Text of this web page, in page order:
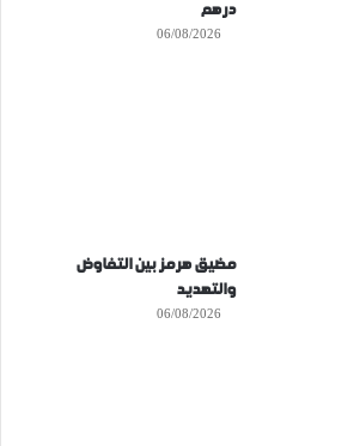
درهم
06/08/2026
مضيق هرمز بين التفاوض
والتهديد
06/08/2026